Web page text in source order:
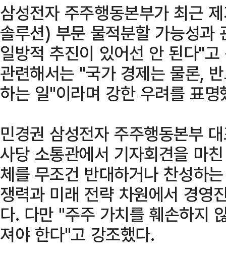
삼성전자 주주행동본부가 최근
솔루션) 부문 물적분할 가능성과
일방적 추진이 있어선 안 된다"
관련해서는 "국가 경제는 물론,
하는 일"이라며 강한 우려를 표명
민경권 삼성전자 주주행동본부
사당 소통관에서 기자회견을 마
체를 무조건 반대하거나 찬성하
쟁력과 미래 전략 차원에서 경영
다. 다만 "주주 가치를 훼손하지
져야 한다"고 강조했다.